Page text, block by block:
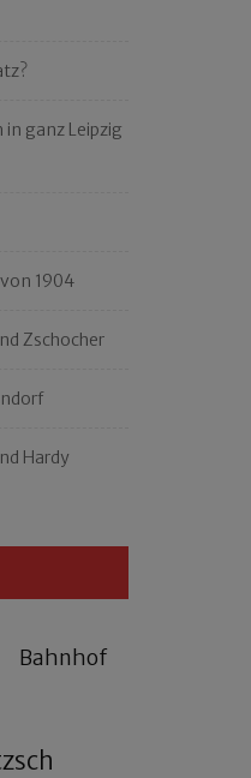
in ganz Leipzig
1904
Zschocher
Hardy
Bahnhof